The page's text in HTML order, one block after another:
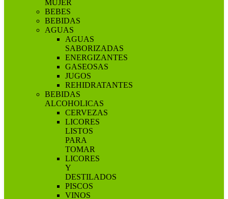
MUJER
BEBES
BEBIDAS
AGUAS
AGUAS
SABORIZADAS
ENERGIZANTES
GASEOSAS
JUGOS
REHIDRATANTES
BEBIDAS
ALCOHOLICAS
CERVEZAS
LICORES
LISTOS
PARA
TOMAR
LICORES
Y
DESTILADOS
PISCOS
VINOS